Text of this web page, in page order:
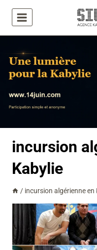
contenu
incursion
Kabylie
/ incursion algérienne en